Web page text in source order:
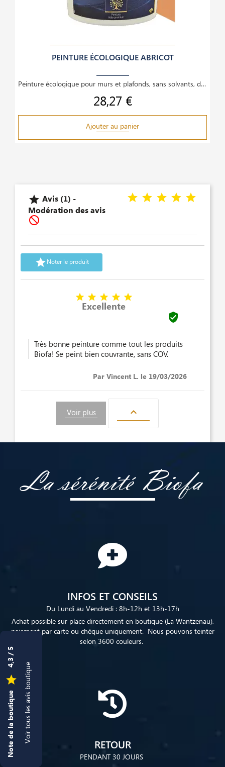
Note de la boutique

4,3 / 5
Voir tous les avis boutique
PEINTURE ÉCOLOGIQUE ABRICOT
Peinture écologique pour murs et plafonds, sans solvants, dilution à l’eau, couvrante,
Prix
28,27 €
Ajouter au panier
 Avis (1) -
Modération des avis

Noter le produit
    
Excellente

Très bonne peinture comme tout les produits
Biofa! Se peint bien couvrante, sans COV.
Par Vincent L. le 19/03/2026
Voir plus 
La sérénité Biofa
INFOS ET CONSEILS
Du Lundi au Vendredi : 8h-12h et 13h-17h
Achat possible sur place directement en boutique (La Wantzenau),
paiement par carte ou chèque uniquement. Nous pouvons teinter
selon 3600 couleurs.
RETOUR
PENDANT 30 JOURS